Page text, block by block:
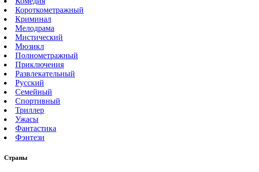
Короткометражный
Криминал
Мелодрама
Мистический
Мюзикл
Полнометражный
Приключения
Развлекательный
Русский
Семейный
Спортивный
Триллер
Ужасы
Фантастика
Фэнтези
Страны